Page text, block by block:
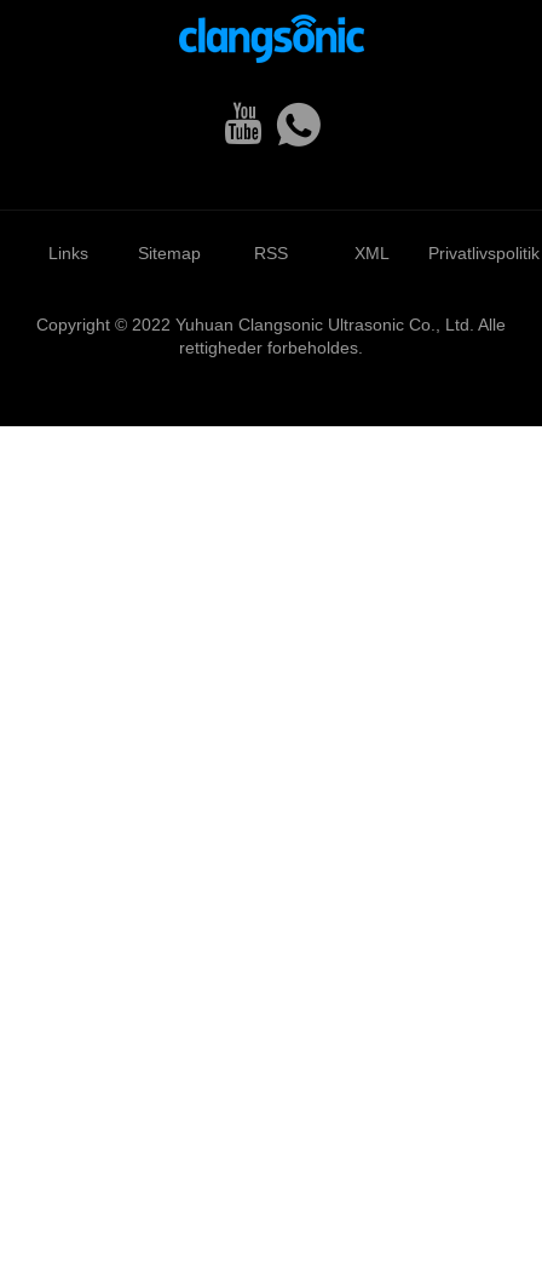
Links Sitemap RSS XML Privatlivspolitik
Copyright © 2022 Yuhuan Clangsonic Ultrasonic Co., Ltd. Alle
rettigheder forbeholdes.